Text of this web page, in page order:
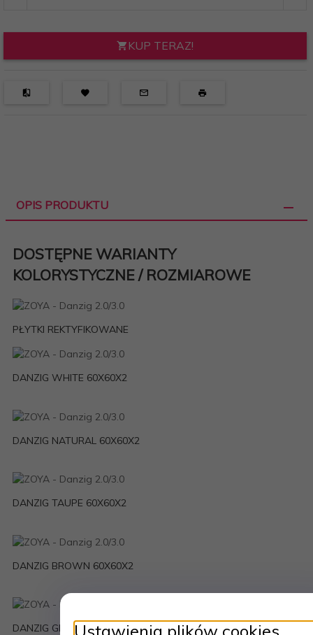
KUP TERAZ!
OPIS PRODUKTU
DOSTĘPNE WARIANTY
KOLORYSTYCZNE / ROZMIAROWE
PŁYTKI REKTYFIKOWANE
DANZIG WHITE 60X60X2
DANZIG NATURAL 60X60X2
DANZIG TAUPE 60X60X2
DANZIG BROWN 60X60X2
DANZIG GREY 60X60X2Ustawienia plików cookies